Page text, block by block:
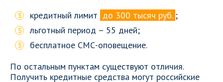
кредитный лимит до 300 тысяч руб. ;
льготный период – 55 дней;
бесплатное СМС-оповещение.
По остальным пунктам существуют отличия.
Получить кредитные средства могут российские